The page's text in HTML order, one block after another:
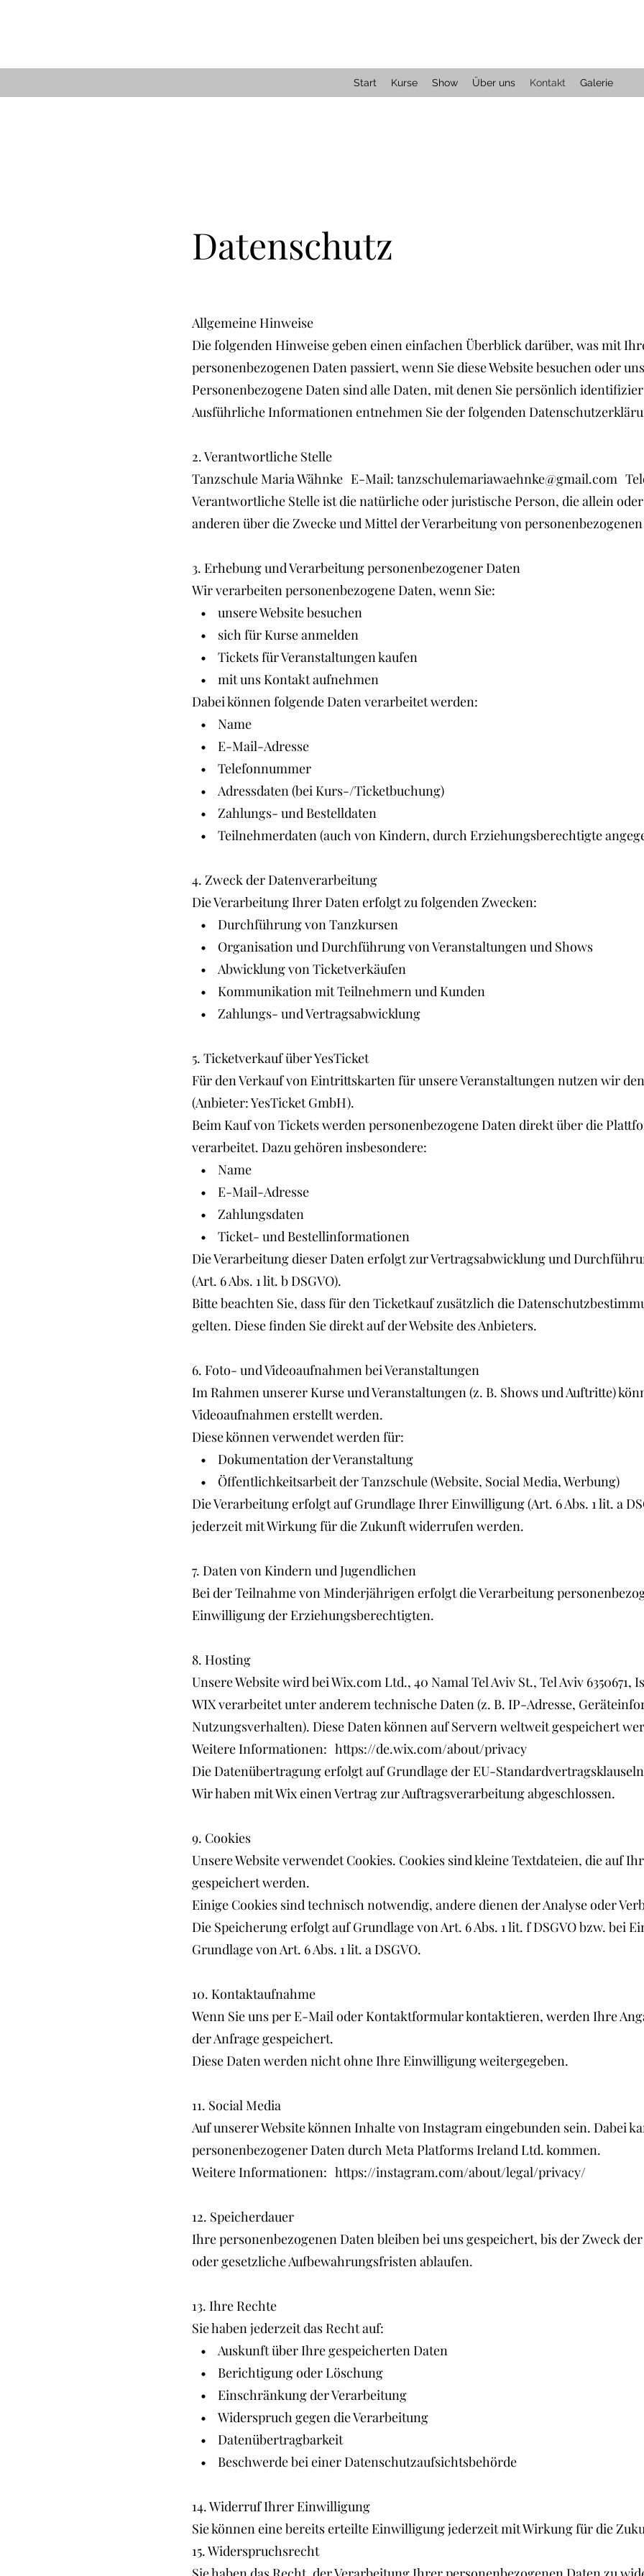
Start Kurse Show Über uns Kontakt Galerie
Datenschutz
Allgemeine Hinweise
Die folgenden Hinweise geben einen einfachen Überblick darüber, was mit
personenbezogenen Daten passiert, wenn Sie diese Website besuchen oder
Personenbezogene Daten sind alle Daten, mit denen Sie persönlich
Ausführliche Informationen entnehmen Sie der folgenden
2. Verantwortliche Stelle
Tanzschule Maria Wähnke E-Mail: tanzschulemariawaehnke@gmail.com
Verantwortliche Stelle ist die natürliche oder juristische Person, die allein
anderen über die Zwecke und Mittel der Verarbeitung von
3. Erhebung und Verarbeitung personenbezogener Daten
Wir verarbeiten personenbezogene Daten, wenn Sie:
• unsere Website besuchen
• sich für Kurse anmelden
• Tickets für Veranstaltungen kaufen
• mit uns Kontakt aufnehmen
Dabei können folgende Daten verarbeitet werden:
• Name
• E-Mail-Adresse
• Telefonnummer
• Adressdaten (bei Kurs-/Ticketbuchung)
• Zahlungs- und Bestelldaten
• Teilnehmerdaten (auch von Kindern, durch Erziehungsberechtigte
4. Zweck der Datenverarbeitung
Die Verarbeitung Ihrer Daten erfolgt zu folgenden Zwecken:
• Durchführung von Tanzkursen
• Organisation und Durchführung von Veranstaltungen und Shows
• Abwicklung von Ticketverkäufen
• Kommunikation mit Teilnehmern und Kunden
• Zahlungs- und Vertragsabwicklung
5. Ticketverkauf über YesTicket
Für den Verkauf von Eintrittskarten für unsere Veranstaltungen nutzen wir
(Anbieter: YesTicket GmbH).
Beim Kauf von Tickets werden personenbezogene Daten direkt über die
verarbeitet. Dazu gehören insbesondere:
• Name
• E-Mail-Adresse
• Zahlungsdaten
• Ticket- und Bestellinformationen
Die Verarbeitung dieser Daten erfolgt zur Vertragsabwicklung und
(Art. 6 Abs. 1 lit. b DSGVO).
Bitte beachten Sie, dass für den Ticketkauf zusätzlich die
gelten. Diese finden Sie direkt auf der Website des Anbieters.
6. Foto- und Videoaufnahmen bei Veranstaltungen
Im Rahmen unserer Kurse und Veranstaltungen (z. B. Shows und Auftritte)
Videoaufnahmen erstellt werden.
Diese können verwendet werden für:
• Dokumentation der Veranstaltung
• Öffentlichkeitsarbeit der Tanzschule (Website, Social Media, Werbung)
Die Verarbeitung erfolgt auf Grundlage Ihrer Einwilligung (Art. 6 Abs. 1 lit. a
jederzeit mit Wirkung für die Zukunft widerrufen werden.
7. Daten von Kindern und Jugendlichen
Bei der Teilnahme von Minderjährigen erfolgt die Verarbeitung
Einwilligung der Erziehungsberechtigten.
8. Hosting
Unsere Website wird bei Wix.com Ltd., 40 Namal Tel Aviv St., Tel Aviv 6350671,
WIX verarbeitet unter anderem technische Daten (z. B. IP-Adresse,
Nutzungsverhalten). Diese Daten können auf Servern weltweit gespeichert
Weitere Informationen: https://de.wix.com/about/privacy
Die Datenübertragung erfolgt auf Grundlage der EU-
Wir haben mit Wix einen Vertrag zur Auftragsverarbeitung abgeschlossen.
9. Cookies
Unsere Website verwendet Cookies. Cookies sind kleine Textdateien, die auf
gespeichert werden.
Einige Cookies sind technisch notwendig, andere dienen der Analyse oder
Die Speicherung erfolgt auf Grundlage von Art. 6 Abs. 1 lit. f DSGVO bzw. bei
Grundlage von Art. 6 Abs. 1 lit. a DSGVO.
10. Kontaktaufnahme
Wenn Sie uns per E-Mail oder Kontaktformular kontaktieren, werden Ihre
der Anfrage gespeichert.
Diese Daten werden nicht ohne Ihre Einwilligung weitergegeben.
11. Social Media
Auf unserer Website können Inhalte von Instagram eingebunden sein. Dabei
personenbezogener Daten durch Meta Platforms Ireland Ltd. kommen.
Weitere Informationen: https://instagram.com/about/legal/privacy/
12. Speicherdauer
Ihre personenbezogenen Daten bleiben bei uns gespeichert, bis der Zweck
oder gesetzliche Aufbewahrungsfristen ablaufen.
13. Ihre Rechte
Sie haben jederzeit das Recht auf:
• Auskunft über Ihre gespeicherten Daten
• Berichtigung oder Löschung
• Einschränkung der Verarbeitung
• Widerspruch gegen die Verarbeitung
• Datenübertragbarkeit
• Beschwerde bei einer Datenschutzaufsichtsbehörde
14. Widerruf Ihrer Einwilligung
Sie können eine bereits erteilte Einwilligung jederzeit mit Wirkung für die
15. Widerspruchsrecht